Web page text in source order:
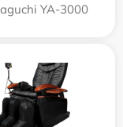
YA-3000